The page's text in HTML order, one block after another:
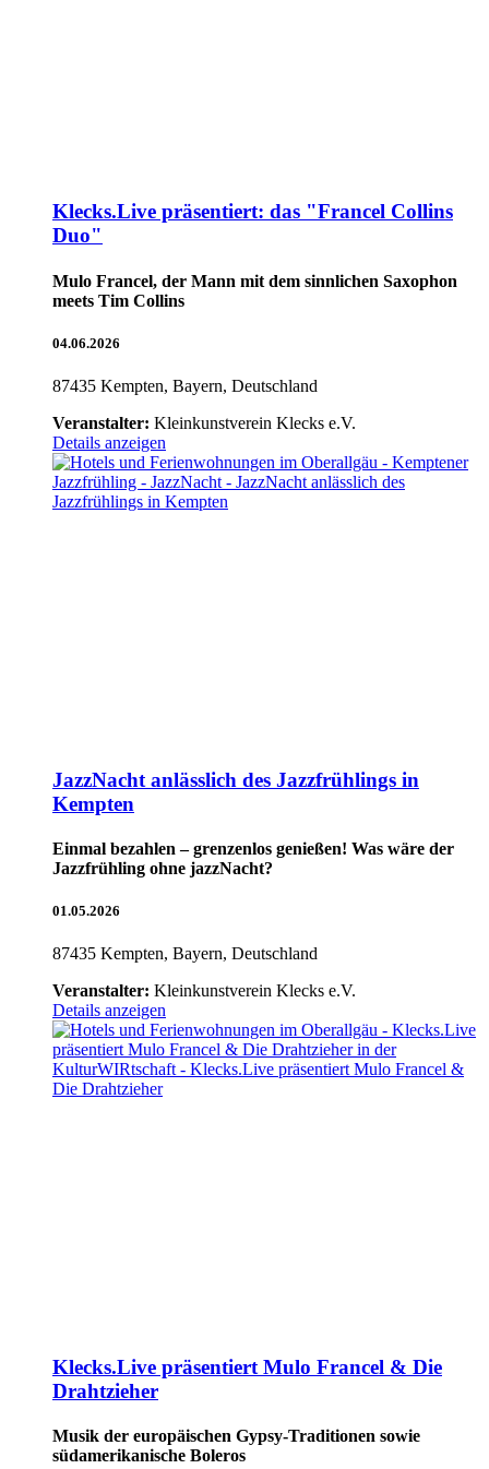
Klecks.Live präsentiert: das "Francel Collins
Duo"
Mulo Francel, der Mann mit dem sinnlichen Saxophon
meets Tim Collins
04.06.2026
87435 Kempten, Bayern, Deutschland
Veranstalter: Kleinkunstverein Klecks e.V.
Details anzeigen
JazzNacht anlässlich des Jazzfrühlings in
Kempten
Einmal bezahlen – grenzenlos genießen! Was wäre der
Jazzfrühling ohne jazzNacht?
01.05.2026
87435 Kempten, Bayern, Deutschland
Veranstalter: Kleinkunstverein Klecks e.V.
Details anzeigen
Klecks.Live präsentiert Mulo Francel & Die
Drahtzieher
Musik der europäischen Gypsy-Traditionen sowie
südamerikanische Boleros